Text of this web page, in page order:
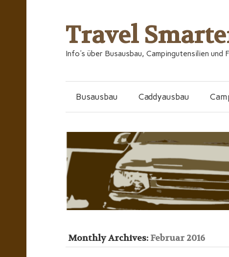
Travel
Info's über Busausbau, Campingutensilien und
Busausbau Caddyausbau
Monthly Archives: Februar 2016